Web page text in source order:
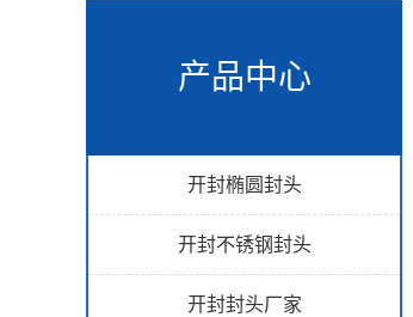
产品中心
开封椭圆封头
开封不锈钢封头
开封封头厂家